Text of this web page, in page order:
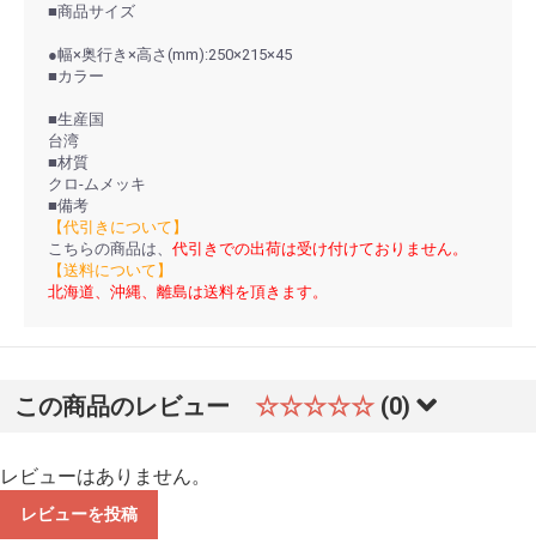
■商品サイズ
●幅×奥行き×高さ(mm):250×215×45
■カラー
■生産国
台湾
■材質
クロ-ムメッキ
■備考
【代引きについて】
こちらの商品は、 代引きでの出荷は受け付けておりません。
【送料について】
北海道、沖縄、離島は送料を頂きます。
この商品のレビュー ☆☆☆☆☆ (0)
レビューはありません。
レビューを投稿